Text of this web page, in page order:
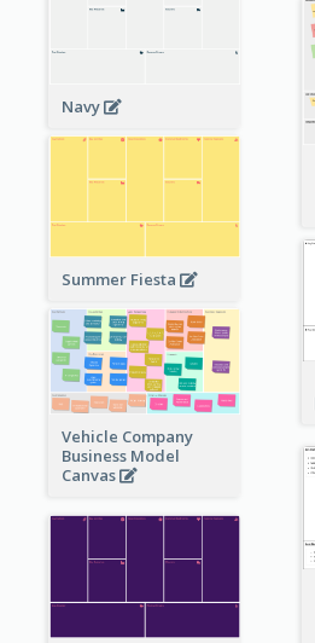
Navy
Summer Fiesta
Vehicle Company
Business Model
Canvas